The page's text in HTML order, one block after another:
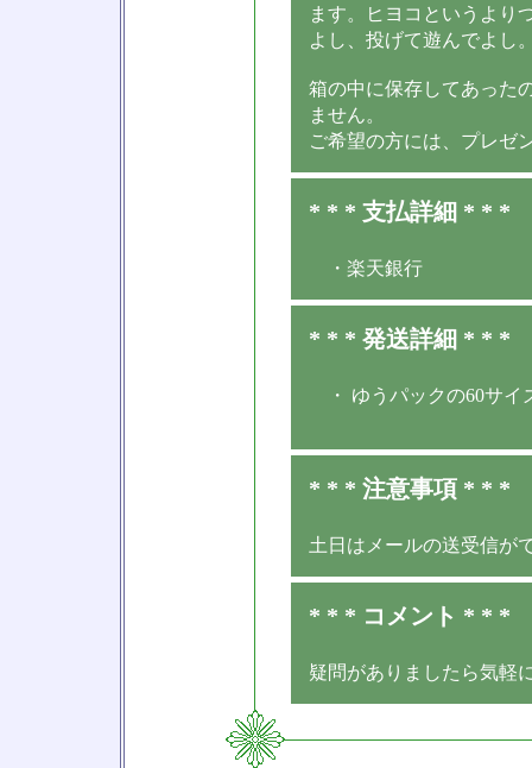
ます。ヒヨコというより
よし、投げて遊んでよし
箱の中に保存してあった
ません。
ご希望の方には、プレゼ
* * * 支払詳細 * * *
・楽天銀行
* * * 発送詳細 * * *
・ ゆうパックの60サイ
* * * 注意事項 * * *
土日はメールの送受信が
* * * コメント * * *
疑問がありましたら気軽